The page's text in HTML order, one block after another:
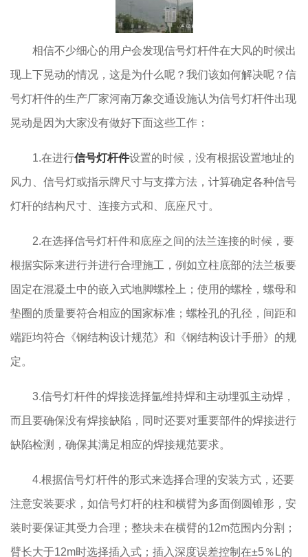
相信不少细心的用户会发现信号灯杆件在大风的时候出
现上下晃动的情况，这是为什么呢？我们该如何解决呢？信
号灯杆件的生产厂家河南万象交通设施认为信号灯杆件出现
晃动是因为大家没有做好下面这些工作：
1.在进行信号灯杆件设置的时候，没有根据设置地址的
风力、信号灯或指示牌尺寸与支撑方法，计算确定各种信号
灯杆的结构尺寸、连接方式和、底座尺寸。
2.在选择信号灯杆件和底座之间的法兰连接的时候，要
根据实际来进行并进行合理施工，例如立柱底部的法兰板要
固定在混凝土中的嵌入式地脚螺栓上；使用的螺栓，螺母和
垫圈的质量要符合相应的国家标准；螺栓孔的孔径，间距和
端距均符合《钢结构设计规范》和《钢结构设计手册》的规
定。
3.信号灯杆件的焊接选择氩维持焊和主动埋弧主动焊，
而且要确保没有焊接缺陷，同时还要对重要部件的焊接进行
缺陷检测，确保其满足相应的焊接规范要求。
4.根据信号灯杆件的形式来选择合理的安装方式，还要
注意安装要求，如信号灯杆的柱和横臂为多面倒圆锥形，安
装时要保证其受力合理；整块未在横臂的12m范围内分割；
臂长大于12m时选择插入式；插入深度误差控制在±5％L的